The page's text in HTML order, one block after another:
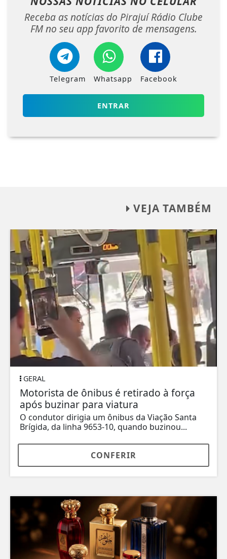
Receba as notícias do Pirajuí Rádio Clube
FM no seu app favorito de mensagens.
Telegram Whatsapp Facebook
ENTRAR
VEJA TAMBÉM
GERAL
Motorista de ônibus é retirado à força
após buzinar para viatura
O condutor dirigia um ônibus da Viação Santa
Brígida, da linha 9653-10, quando buzinou...
CONFERIR